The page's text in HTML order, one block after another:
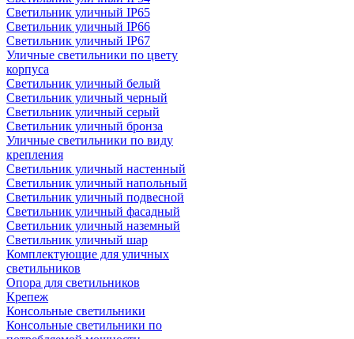
Светильник уличный IP65
Светильник уличный IP66
Светильник уличный IP67
Уличные светильники по цвету
корпуса
Светильник уличный белый
Светильник уличный черный
Светильник уличный серый
Светильник уличный бронза
Уличные светильники по виду
крепления
Светильник уличный настенный
Светильник уличный напольный
Светильник уличный подвесной
Светильник уличный фасадный
Светильник уличный наземный
Cветильник уличный шар
Комплектующие для уличных
светильников
Опора для светильников
Крепеж
Консольные светильники
Консольные светильники по